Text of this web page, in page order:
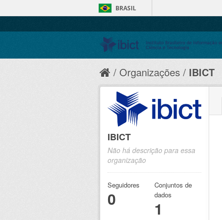
BRASIL
Organizações IBICT
IBICT
Não há descrição para essa
organização
Seguidores
0
Conjuntos de
dados
1